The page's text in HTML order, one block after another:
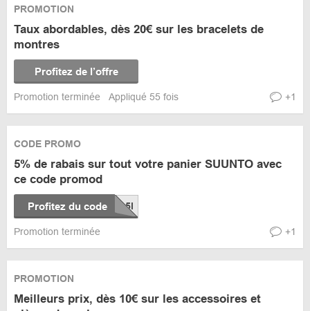
PROMOTION
Taux abordables, dès 20€ sur les bracelets de
montres
Profitez de l’offre
Promotion terminée Appliqué 55 fois +1
CODE PROMO
5% de rabais sur tout votre panier SUUNTO avec
ce code promod
Profitez du code
Promotion terminée +1
PROMOTION
Meilleurs prix, dès 10€ sur les accessoires et